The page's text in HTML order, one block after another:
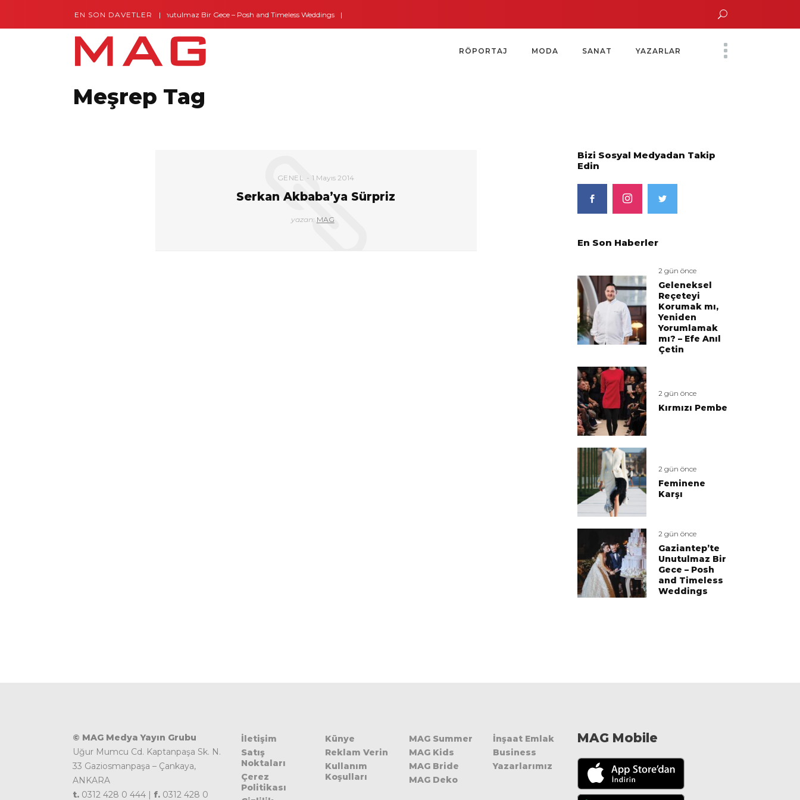
EN SON DAVETLER
Gaziantep’te Unutulmaz Bir Gece – Posh and Timeless Weddings Bodrum’dan İngiltere’ye Kısa Bir Yolculuk Yoko Ono Sergisi Özel Bir Davetle Açıldı
RÖPORTAJ MODA SANAT YAZARLAR
Meşrep Tag
GENEL 1 Mayıs 2014
Serkan Akbaba’ya Sürpriz
yazan: MAG
Bizi Sosyal Medyadan Takip
Edin
En Son Haberler
2 gün önce
Geleneksel
Reçeteyi
Korumak mı,
Yeniden
Yorumlamak
mı? – Efe Anıl
Çetin
2 gün önce
Kırmızı Pembe
2 gün önce
Feminene
Karşı
2 gün önce
Gaziantep’te
Unutulmaz Bir
Gece – Posh
and Timeless
Weddings
© MAG Medya Yayın Grubu
Uğur Mumcu Cd. Kaptanpaşa Sk. N.
33 Gaziosmanpaşa – Çankaya,
ANKARA
t. 0312 428 0 444 | f. 0312 428 0
İletişim
Satış
Noktaları
Çerez
Politikası
Künye
Reklam Verin
Kullanım
Koşulları
MAG Summer
MAG Kids
MAG Bride
MAG Deko
İnşaat Emlak
Business
Yazarlarımız
MAG Mobile